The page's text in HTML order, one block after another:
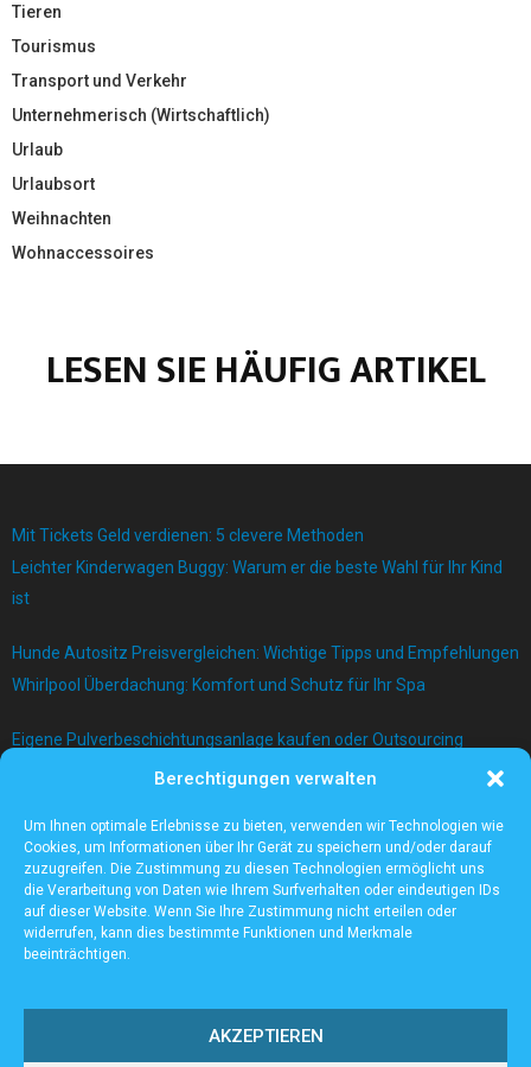
Berechtigungen verwalten
Um Ihnen optimale Erlebnisse zu bieten, verwenden wir Technologien wie
Cookies, um Informationen über Ihr Gerät zu speichern und/oder darauf
zuzugreifen. Die Zustimmung zu diesen Technologien ermöglicht uns
die Verarbeitung von Daten wie Ihrem Surfverhalten oder eindeutigen IDs
auf dieser Website. Wenn Sie Ihre Zustimmung nicht erteilen oder
widerrufen, kann dies bestimmte Funktionen und Merkmale
beeinträchtigen.
AKZEPTIEREN
Tieren
Tourismus
Transport und Verkehr
Unternehmerisch (Wirtschaftlich)
Urlaub
Urlaubsort
Weihnachten
Wohnaccessoires
LESEN SIE HÄUFIG ARTIKEL
Mit Tickets Geld verdienen: 5 clevere Methoden
Leichter Kinderwagen Buggy: Warum er die beste Wahl für Ihr Kind
ist
Hunde Autositz Preisvergleichen: Wichtige Tipps und Empfehlungen
Whirlpool Überdachung: Komfort und Schutz für Ihr Spa
Eigene Pulverbeschichtungsanlage kaufen oder Outsourcing
Bau einer Mauer mit Betonblock